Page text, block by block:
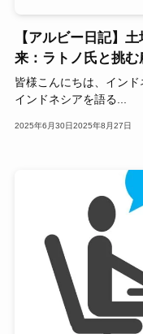
【アルビー日記】
来：ラトノ氏と挑む
皆様こんにちは、インド
インドネシアを語る...
2025年6月30日2025年8月27日